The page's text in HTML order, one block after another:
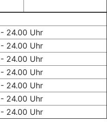
24.00 Uhr
24.00 Uhr
24.00 Uhr
24.00 Uhr
24.00 Uhr
24.00 Uhr
24.00 Uhr